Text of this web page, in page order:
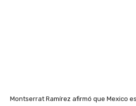
Montserrat Ramírez afirmó que Mexico